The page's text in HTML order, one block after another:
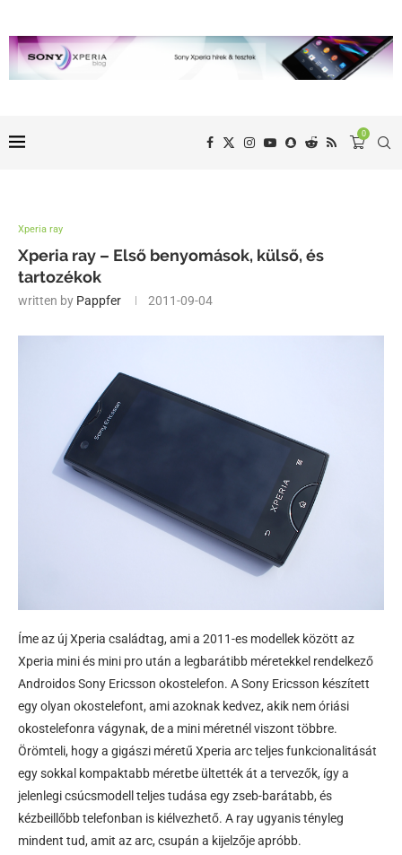
0
Xperia ray
Xperia ray – Első benyomások, külső, és
tartozékok
written by Pappfer 2011-09-04
Íme az új Xperia családtag, ami a 2011-es modellek között az
Xperia mini és mini pro után a legbarátibb méretekkel rendelkező
Androidos Sony Ericsson okostelefon. A Sony Ericsson készített
egy olyan okostelefont, ami azoknak kedvez, akik nem óriási
okostelefonra vágynak, de a mini méretnél viszont többre.
Örömteli, hogy a gigászi méretű Xperia arc teljes funkcionalitását
egy sokkal kompaktabb méretbe ültették át a tervezők, így a
jelenlegi csúcsmodell teljes tudása egy zseb-barátabb, és
kézbeillőbb telefonban is kiélvezhető. A ray ugyanis tényleg
mindent tud, amit az arc, csupán a kijelzője apróbb.